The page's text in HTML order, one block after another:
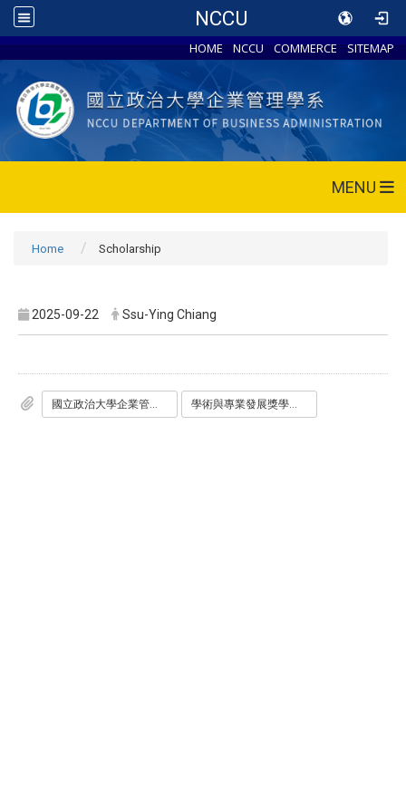
NCCU
HOME NCCU COMMERCE SITEMAP
MENU
Home Scholarship
2025-09-22 Ssu-Ying Chiang
國立政治大學企業管理學系學生學術與專業發展獎學金辦法-1140109通過.pdf 學術與專業發展獎學金申請書.docx